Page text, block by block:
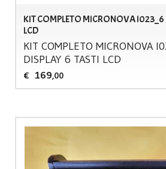
KIT COMPLETO MICRONOVA I023_6
LCD
KIT COMPLETO MICRONOVA
DISPLAY6 TASTI LCD
€ 169,00